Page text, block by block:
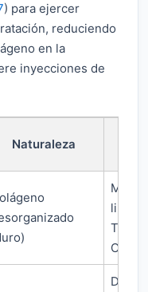
) para ejercer
reduciendo
en la
inyecciones de
Naturaleza